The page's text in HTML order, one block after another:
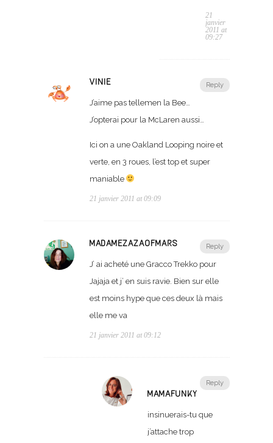
21
janvier
2011 at
09:27
Reply
VINIE
J’aime pas tellemen la Bee…
J’opterai pour la McLaren aussi…
Ici on a une Oakland Looping noire et
verte, en 3 roues, l’est top et super
maniable
21 janvier 2011 at 09:09
Reply
MADAMEZAZAOFMARS
J’ ai acheté une Gracco Trekko pour
Jajaja et j’ en suis ravie. Bien sur elle
est moins hype que ces deux là mais
elle me va
21 janvier 2011 at 09:12
Reply
MAMAFUNKY
insinuerais-tu que
j’attache trop